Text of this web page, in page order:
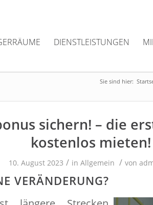
DIENSTLEISTUNGEN
Sie sind hier:
sichern! – die
kostenlos mieten!
10. August 2023 / in Allgemein / von
VERÄNDERUNG?